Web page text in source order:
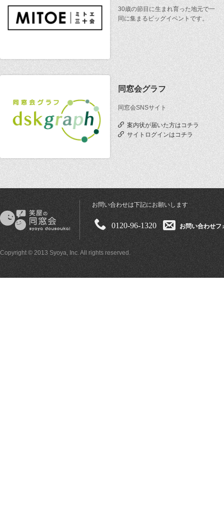
30歳の節目に生まれ育った地元で一
同に集まるビッグイベントです。
同窓会グラフ
同窓会SNSサイト
案内状が届いた方はコチラ
サイトログインはコチラ
お問い合わせは下記にお願いします
0120-96-1320 お問い合わせフ
Copyright © 2013 Syoya, Inc. All rights reserved.